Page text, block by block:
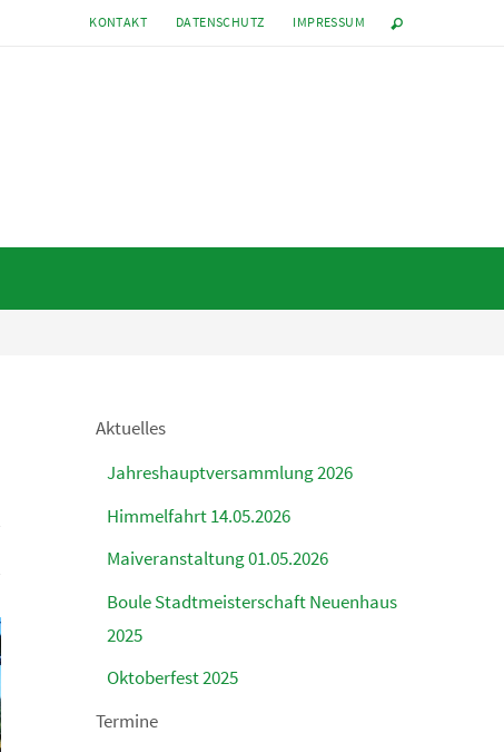
KONTAKT DATENSCHUTZ IMPRESSUM
Aktuelles
Jahreshauptversammlung 2026
Himmelfahrt 14.05.2026
Maiveranstaltung 01.05.2026
Boule Stadtmeisterschaft Neuenhaus
2025
Oktoberfest 2025
Termine